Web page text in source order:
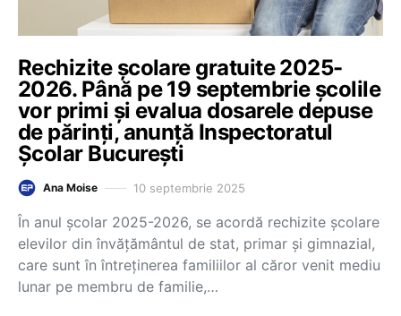
Rechizite școlare gratuite 2025-
2026. Până pe 19 septembrie școlile
vor primi și evalua dosarele depuse
de părinți, anunță Inspectoratul
Școlar București
Ana Moise 10 septembrie 2025
În anul școlar 2025-2026, se acordă rechizite școlare
elevilor din învățământul de stat, primar și gimnazial,
care sunt în întreținerea familiilor al căror venit mediu
lunar pe membru de familie,…